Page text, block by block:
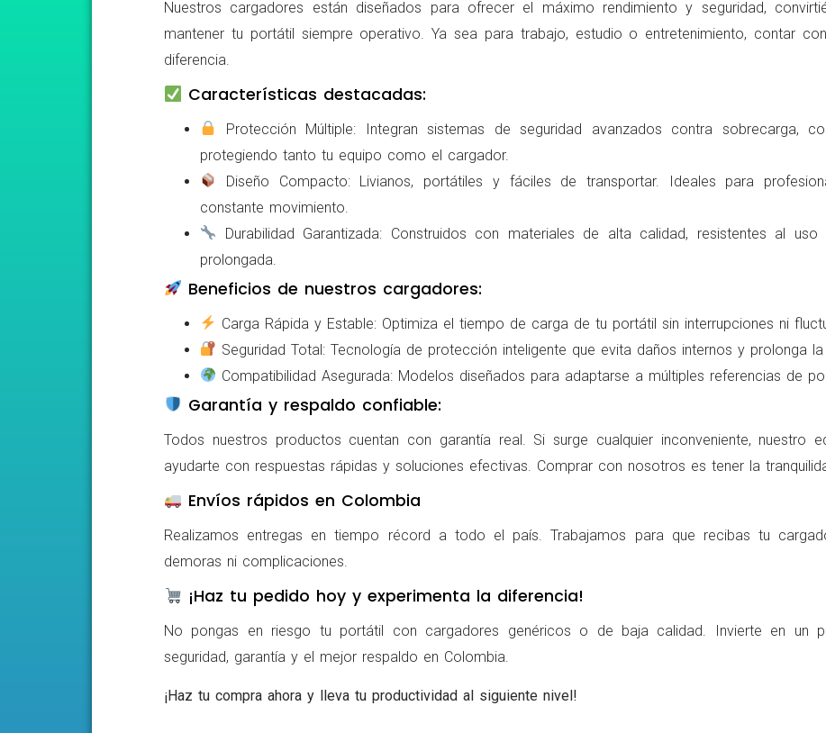
Nuestros cargadores están diseñados para ofrecer el máximo rendimiento y seguridad,
mantener tu portátil siempre operativo. Ya sea para trabajo, estudio o entretenimiento, contar
diferencia.
Características destacadas:
Protección Múltiple: Integran sistemas de seguridad avanzados contra sobrecarga,
protegiendo tanto tu equipo como el cargador.
Diseño Compacto: Livianos, portátiles y fáciles de transportar. Ideales para
constante movimiento.
Durabilidad Garantizada: Construidos con materiales de alta calidad, resistentes al
prolongada.
Beneficios de nuestros cargadores:
Carga Rápida y Estable: Optimiza el tiempo de carga de tu portátil sin interrupciones ni
Seguridad Total: Tecnología de protección inteligente que evita daños internos y prolonga la
Compatibilidad Asegurada: Modelos diseñados para adaptarse a múltiples referencias de
Garantía y respaldo confiable:
Todos nuestros productos cuentan con garantía real. Si surge cualquier inconveniente, nuestro
ayudarte con respuestas rápidas y soluciones efectivas. Comprar con nosotros es tener la
Envíos rápidos en Colombia
Realizamos entregas en tiempo récord a todo el país. Trabajamos para que recibas tu
demoras ni complicaciones.
¡Haz tu pedido hoy y experimenta la diferencia!
No pongas en riesgo tu portátil con cargadores genéricos o de baja calidad. Invierte en un
seguridad, garantía y el mejor respaldo en Colombia.
¡Haz tu compra ahora y lleva tu productividad al siguiente nivel!